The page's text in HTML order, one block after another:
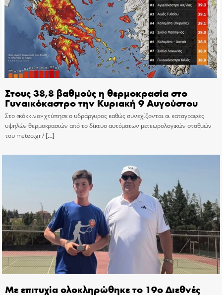
Στους 38,8 βαθμούς η θερμοκρασία στο
Γυναικόκαστρο την Κυριακή 9 Αυγούστου
Στο «κόκκινο» χτύπησε ο υδράργυρος καθώς συνεχίζονται οι καταγραφές
υψηλών θερμοκρασιών από το δίκτυο αυτόματων μετεωρολογικών σταθμών
του meteo.gr /[…]
Με επιτυχία ολοκληρώθηκε το 19ο Διεθνές